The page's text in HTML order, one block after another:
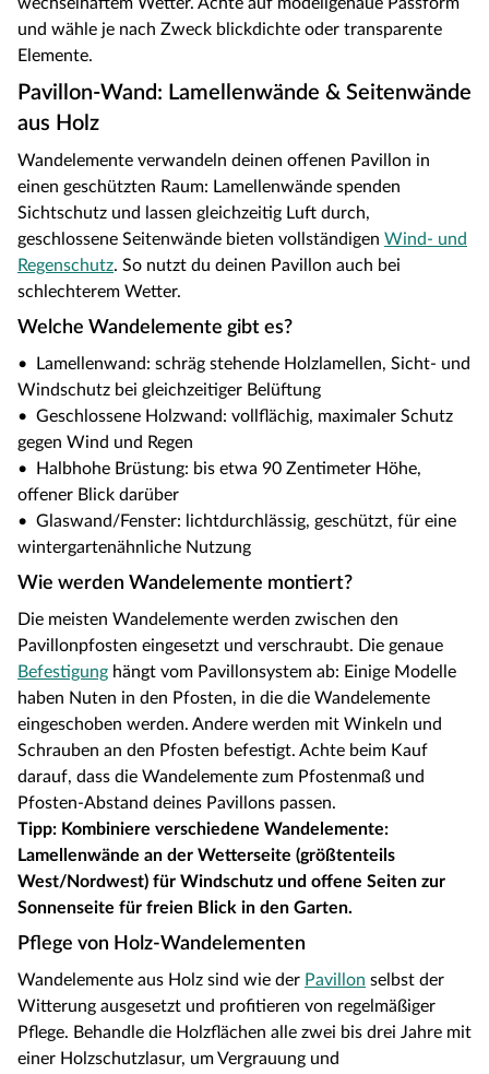
und wähle je nach Zweck blickdichte oder transparente
Elemente.
Pavillon-Wand: Lamellenwände & Seitenwände
aus Holz
Wandelemente verwandeln deinen offenen Pavillon in
einen geschützten Raum: Lamellenwände spenden
Sichtschutz und lassen gleichzeitig Luft durch,
geschlossene Seitenwände bieten vollständigen Wind- und
Regenschutz. So nutzt du deinen Pavillon auch bei
schlechterem Wetter.
Welche Wandelemente gibt es?
• Lamellenwand: schräg stehende Holzlamellen, Sicht- und
Windschutz bei gleichzeitiger Belüftung
• Geschlossene Holzwand: vollflächig, maximaler Schutz
gegen Wind und Regen
• Halbhohe Brüstung: bis etwa 90 Zentimeter Höhe,
offener Blick darüber
• Glaswand/Fenster: lichtdurchlässig, geschützt, für eine
wintergartenähnliche Nutzung
Wie werden Wandelemente montiert?
Die meisten Wandelemente werden zwischen den
Pavillonpfosten eingesetzt und verschraubt. Die genaue
Befestigung hängt vom Pavillonsystem ab: Einige Modelle
haben Nuten in den Pfosten, in die die Wandelemente
eingeschoben werden. Andere werden mit Winkeln und
Schrauben an den Pfosten befestigt. Achte beim Kauf
darauf, dass die Wandelemente zum Pfostenmaß und
Pfosten-Abstand deines Pavillons passen.
Tipp: Kombiniere verschiedene Wandelemente:
Lamellenwände an der Wetterseite (größtenteils
West/Nordwest) für Windschutz und offene Seiten zur
Sonnenseite für freien Blick in den Garten.
Pflege von Holz-Wandelementen
Wandelemente aus Holz sind wie der Pavillon selbst der
Witterung ausgesetzt und profitieren von regelmäßiger
Pflege. Behandle die Holzflächen alle zwei bis drei Jahre mit
einer Holzschutzlasur, um Vergrauung und